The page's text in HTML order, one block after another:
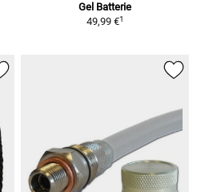
Gel Batterie
49,99 €1